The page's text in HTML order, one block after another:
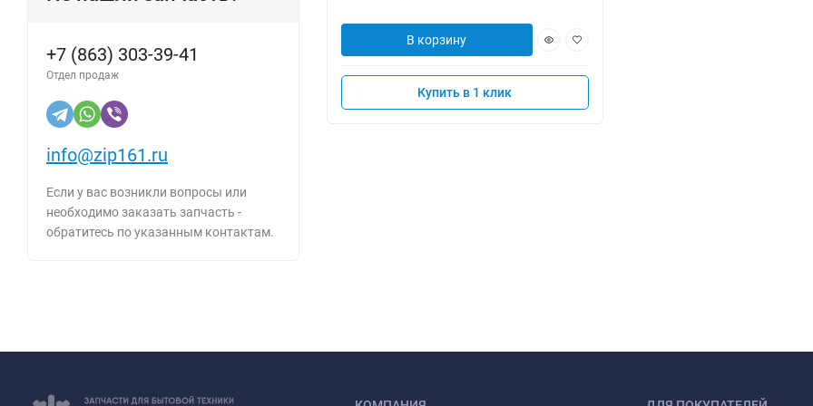
+7 (863) 303-39-41
Отдел продаж
info@zip161.ru
Если у вас возникли вопросы или
необходимо заказать запчасть -
обратитесь по указанным контактам.
В корзину
Купить в 1 клик